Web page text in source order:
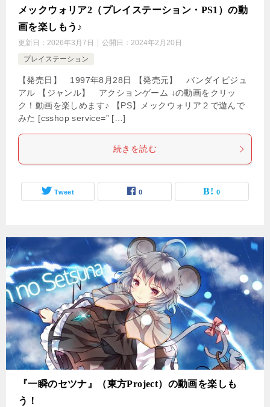
メックウォリア2（プレイステーション・PS1）の動
画を楽しもう♪
更新日： 2026年3月7日 公開日： 2024年2月20日
プレイステーション
【発売日】 1997年8月28日 【発売元】 バンダイビジュ
アル 【ジャンル】 アクションゲーム ↓の動画をクリッ
ク！動画を楽しめます♪ 【PS】メックウォリア２で遊んで
みた [csshop service=” […]
続きを読む
Tweet 0 0
『一瞬のセツナ』（東方Project）の動画を楽しも
う！